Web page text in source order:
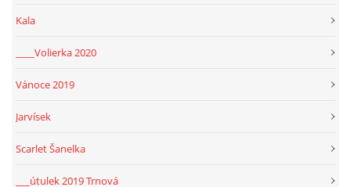
Kala
____Volierka 2020
Vánoce 2019
Jarvísek
Scarlet Šanelka
___útulek 2019 Trnová